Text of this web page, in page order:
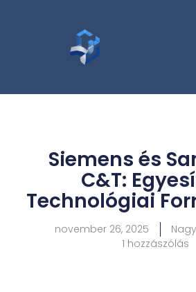
Siemens és
C&T:
Technológiai
november 26, 2025
1 hozzászólás